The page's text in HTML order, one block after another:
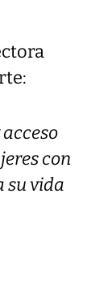
con
su vida